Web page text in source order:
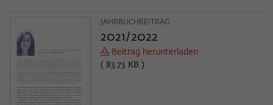
JAHRBUCHBEITRAG
2021/2022
Beitrag herunterladen
( 83.73 KB )